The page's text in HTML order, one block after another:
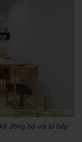
đồng bộ với tủ bếp